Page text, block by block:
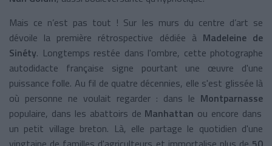
Mais ce n’est pas tout ! Sur les murs du centre d’art se
dévoile la première rétrospective dédiée à Madeleine de
Sinéty. Longtemps restée dans l'ombre, cette photographe
autodidacte française signe pourtant une œuvre d'une
puissance folle. Au fil de quatre décennies, elle s'est glissée là
où personne ne voulait regarder : dans le Montparnasse
populaire, dans les abattoirs de Manhattan ou encore dans
un petit village breton. Là, elle partage le quotidien d'une